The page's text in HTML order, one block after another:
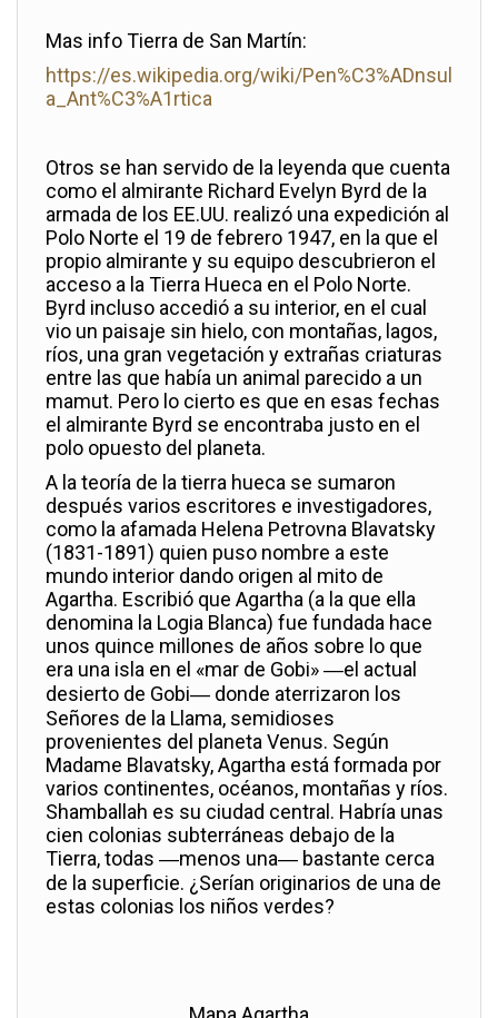
Mas info Tierra de San Martín:
https://es.wikipedia.org/wiki/Pen%C3%ADnsul
a_Ant%C3%A1rtica
Otros se han servido de la leyenda que cuenta
como el almirante Richard Evelyn Byrd de la
armada de los EE.UU. realizó una expedición al
Polo Norte el 19 de febrero 1947, en la que el
propio almirante y su equipo descubrieron el
acceso a la Tierra Hueca en el Polo Norte.
Byrd incluso accedió a su interior, en el cual
vio un paisaje sin hielo, con montañas, lagos,
ríos, una gran vegetación y extrañas criaturas
entre las que había un animal parecido a un
mamut. Pero lo cierto es que en esas fechas
el almirante Byrd se encontraba justo en el
polo opuesto del planeta.
A la teoría de la tierra hueca se sumaron
después varios escritores e investigadores,
como la afamada Helena Petrovna Blavatsky
(1831-1891) quien puso nombre a este
mundo interior dando origen al mito de
Agartha. Escribió que Agartha (a la que ella
denomina la Logia Blanca) fue fundada hace
unos quince millones de años sobre lo que
era una isla en el «mar de Gobi» ―el actual
desierto de Gobi― donde aterrizaron los
Señores de la Llama, semidioses
provenientes del planeta Venus. Según
Madame Blavatsky, Agartha está formada por
varios continentes, océanos, montañas y ríos.
Shamballah es su ciudad central. Habría unas
cien colonias subterráneas debajo de la
Tierra, todas ―menos una― bastante cerca
de la superficie. ¿Serían originarios de una de
estas colonias los niños verdes?